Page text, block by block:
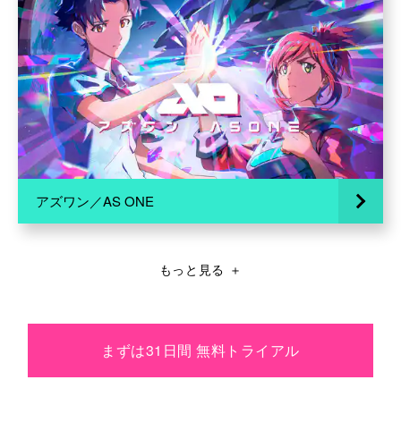
アズワン／AS ONE
もっと見る ＋
まずは31日間 無料トライアル